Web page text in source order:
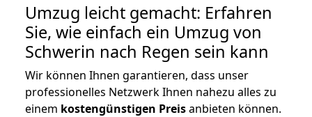
Umzug leicht gemacht: Erfahren
Sie, wie einfach ein Umzug von
Schwerin nach Regen sein kann
Wir können Ihnen garantieren, dass unser
professionelles Netzwerk Ihnen nahezu alles zu
einem kostengünstigen Preisanbieten können.